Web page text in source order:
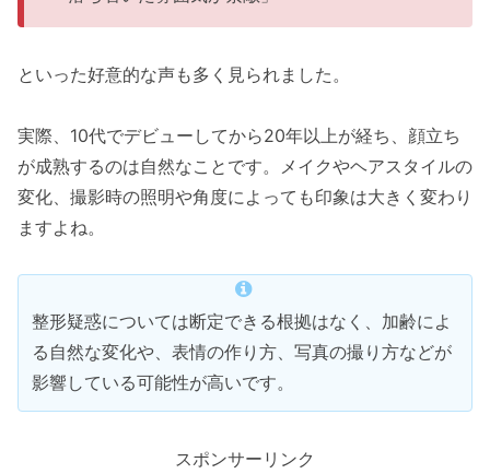
といった好意的な声も多く見られました。
実際、10代でデビューしてから20年以上が経ち、顔立ち
が成熟するのは自然なことです。メイクやヘアスタイルの
変化、撮影時の照明や角度によっても印象は大きく変わり
ますよね。
整形疑惑については断定できる根拠はなく、加齢によ
る自然な変化や、表情の作り方、写真の撮り方などが
影響している可能性が高いです。
スポンサーリンク